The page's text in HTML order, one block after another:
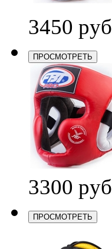
3450 руб
ПРОСМОТРЕТЬ
3300 руб
ПРОСМОТРЕТЬ